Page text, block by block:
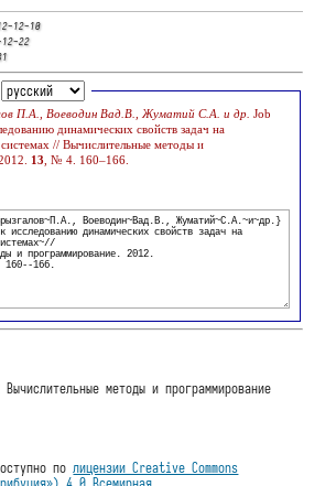
12-10
12-22
П.А., Воеводин Вад.В., Жуматий С.А. и др.Job
динамических свойств задач на
// Вычислительные методы и
13, № 4. 160–166.
методы и программирование
по лицензии Creative Commons